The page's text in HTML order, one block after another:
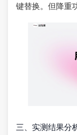
键替换。但降重
三、实测结果分